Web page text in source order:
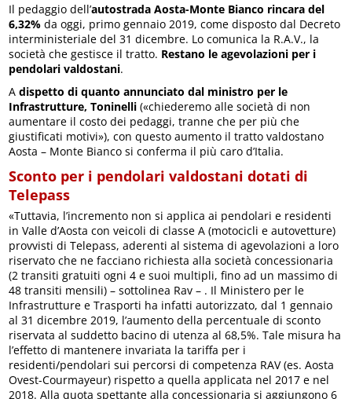
Il pedaggio dell’autostrada Aosta-Monte Bianco rincara del
6,32% da oggi, primo gennaio 2019, come disposto dal Decreto
interministeriale del 31 dicembre. Lo comunica la R.A.V., la
società che gestisce il tratto. Restano le agevolazioni per i
pendolari valdostani.
Adispetto di quanto annunciato dal ministro per le
Infrastrutture, Toninelli («chiederemo alle società di non
aumentare il costo dei pedaggi, tranne che per più che
giustificati motivi»), con questo aumento il tratto valdostano
Aosta – Monte Bianco si conferma il più caro d’Italia.
Sconto per i pendolari valdostani dotati di
Telepass
«Tuttavia, l’incremento non si applica ai pendolari e residenti
in Valle d’Aosta con veicoli di classe A (motocicli e autovetture)
provvisti di Telepass, aderenti al sistema di agevolazioni a loro
riservato che ne facciano richiesta alla società concessionaria
(2 transiti gratuiti ogni 4 e suoi multipli, fino ad un massimo di
48 transiti mensili) – sottolinea Rav – . Il Ministero per le
Infrastrutture e Trasporti ha infatti autorizzato, dal 1 gennaio
al 31 dicembre 2019, l’aumento della percentuale di sconto
riservata al suddetto bacino di utenza al 68,5%. Tale misura ha
l’effetto di mantenere invariata la tariffa per i
residenti/pendolari sui percorsi di competenza RAV (es. Aosta
Ovest-Courmayeur) rispetto a quella applicata nel 2017 e nel
2018. Alla quota spettante alla concessionaria si aggiungono 6